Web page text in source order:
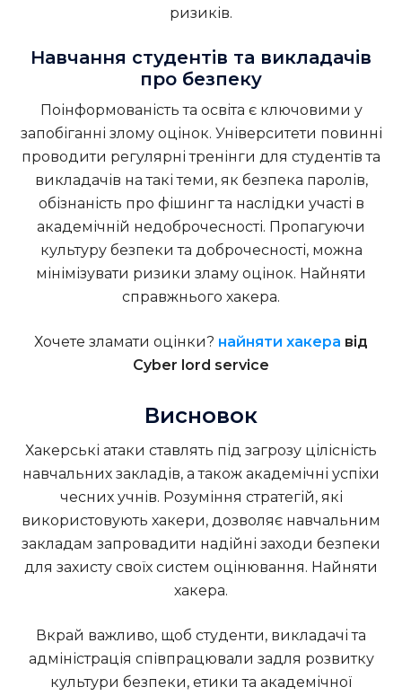
ризиків.
Навчання студентів та викладачів
про безпеку
Поінформованість та освіта є ключовими у
запобіганні злому оцінок. Університети повинні
проводити регулярні тренінги для студентів та
викладачів на такі теми, як безпека паролів,
обізнаність про фішинг та наслідки участі в
академічній недоброчесності. Пропагуючи
культуру безпеки та доброчесності, можна
мінімізувати ризики зламу оцінок. Найняти
справжнього хакера.
Хочете зламати оцінки? найняти хакера від
Cyber lord service
Висновок
Хакерські атаки ставлять під загрозу цілісність
навчальних закладів, а також академічні успіхи
чесних учнів. Розуміння стратегій, які
використовують хакери, дозволяє навчальним
закладам запровадити надійні заходи безпеки
для захисту своїх систем оцінювання. Найняти
хакера.
Вкрай важливо, щоб студенти, викладачі та
адміністрація співпрацювали задля розвитку
культури безпеки, етики та академічної